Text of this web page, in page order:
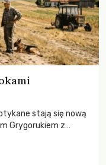
stają się nową
Grygorukiem z